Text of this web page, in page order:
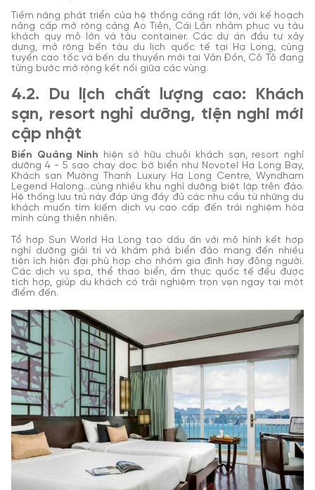
Tiềm năng phát triển của hệ thống cảng rất lớn, với kế hoạch
nâng cấp mở rộng cảng Ao Tiên, Cái Lân nhằm phục vụ tàu
khách quy mô lớn và tàu container. Các dự án đầu tư xây
dựng, mở rộng bến tàu du lịch quốc tế tại Hạ Long, cùng
tuyến cao tốc và bến du thuyền mới tại Vân Đồn, Cô Tô đang
từng bước mở rộng kết nối giữa các vùng.
4.2. Du lịch chất lượng cao: Khách
sạn, resort nghỉ dưỡng, tiện nghi mới
cập nhật
Biển Quảng Ninh hiện sở hữu chuỗi khách sạn, resort nghỉ
dưỡng 4 - 5 sao chạy dọc bờ biển như Novotel Ha Long Bay,
Khách sạn Mường Thanh Luxury Hạ Long Centre, Wyndham
Legend Halong…cùng nhiều khu nghỉ dưỡng biệt lập trên đảo.
Hệ thống lưu trú này đáp ứng đầy đủ các nhu cầu từ những du
khách muốn tìm kiếm dịch vụ cao cấp đến trải nghiệm hòa
mình cùng thiên nhiên.
Tổ hợp Sun World Ha Long tạo dấu ấn với mô hình kết hợp
nghỉ dưỡng giải trí và khám phá biển đảo mang đến nhiều
tiện ích hiện đại phù hợp cho nhóm gia đình hay đông người.
Các dịch vụ spa, thể thao biển, ẩm thực quốc tế đều được
tích hợp, giúp du khách có trải nghiệm trọn vẹn ngay tại một
điểm đến.